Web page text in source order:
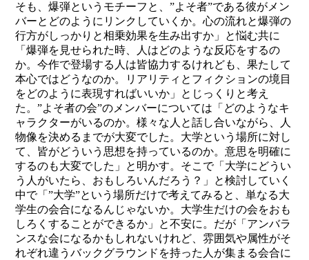
そも、爆弾というモチーフと、”よそ者”である彼がメン
バーとどのようにリンクしていくか。心の流れと爆弾の
行方がしっかりと相乗効果を生み出すか」と悩む共に
「爆弾を見せられた時、人はどのような反応をするの
か。今作で登場する人は皆協力するけれども、果たして
本心ではどうなのか。リアリティとフィクションの境目
をどのように表現すればいいか」とじっくりと考え
た。”よそ者の会”のメンバーについては「どのようなキ
ャラクターがいるのか。様々な人と話し合いながら、人
物像を決めるまでが大変でした。大学という場所に対し
て、皆がどういう思想を持っているのか。意思を明確に
するのも大変でした」と明かす。そこで「大学にどうい
う人がいたら、おもしろいんだろう？」と検討していく
中で「”大学”という場所だけで考えてみると、単なる大
学生の会合になるんじゃないか。大学生だけの会をおも
しろくすることができるか」と不安に。だが「アンバラ
ンスな会になるかもしれないけれど、雰囲気や属性がそ
れぞれ違うバックグラウンドを持った人が集まる会合に